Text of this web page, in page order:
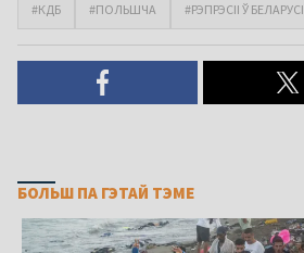
#КДБ #ПОЛЬШЧА #РЭПРЭСІІ Ў БЕЛАРУСІ
БОЛЬШ ПА ГЭТАЙ ТЭМЕ